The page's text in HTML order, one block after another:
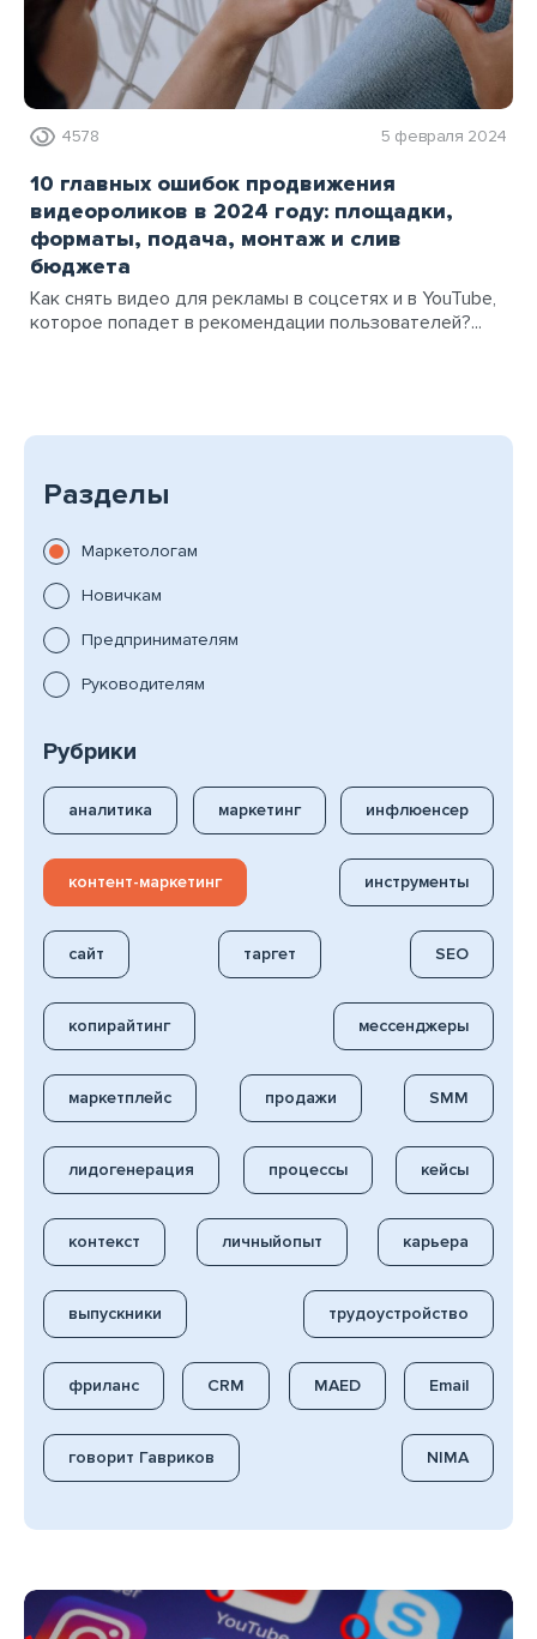
4578 5 февраля 2024
10 главных ошибок продвижения
видеороликов в 2024 году: площадки,
форматы, подача, монтаж и слив
бюджета
Как снять видео для рекламы в соцсетях и в YouTube,
которое попадет в рекомендации пользователей?...
Разделы
Маркетологам
Новичкам
Предпринимателям
Руководителям
Рубрики
аналитика маркетинг инфлюенсер
контент-маркетинг инструменты
сайт таргет SEO
копирайтинг мессенджеры
маркетплейс продажи SMM
лидогенерация процессы кейсы
контекст личныйопыт карьера
выпускники трудоустройство
фриланс CRM MAED Email
говорит Гавриков NIMA